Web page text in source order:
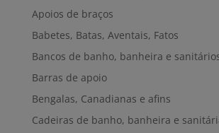
Apoios de braços
Babetes, Batas, Aventais, Fatos
Bancos de banho, banheira e
Barras de apoio
Bengalas, Canadianas e afins
Cadeiras de banho, banheira e